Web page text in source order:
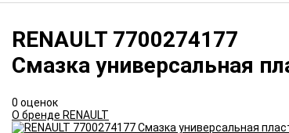
RENAULT 7700274177
Смазка универсальная
0 оценок
О бренде RENAULT